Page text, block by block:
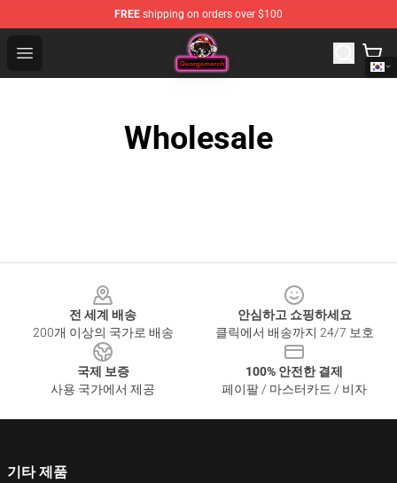
FREE shipping on orders over $100
Open menu
George Store - Official George Merchandise Shop
Wholesale
전 세계 배송
200개 이상의 국가로 배송
안심하고 쇼핑하세요
클릭에서 배송까지 24/7 보호
국제 보증
사용 국가에서 제공
100% 안전한 결제
페이팔 / 마스터카드 / 비자
기타 제품